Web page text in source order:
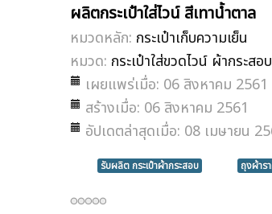
ผลิตกระเป๋าใส่ไวน์ สีเทาน้ำตาล
หมวดหลัก: กระเป๋าเก็บความเย็น
หมวด: กระเป๋าใส่ขวดไวน์ ผ้ากระสอบ
เผยแพร่เมื่อ: 06 สิงหาคม 2561
สร้างเมื่อ: 06 สิงหาคม 2561
อัปเดตล่าสุดเมื่อ: 08 เมษายน
รับผลิต กระเป๋าผ้ากระสอบ ถุงผ้าร